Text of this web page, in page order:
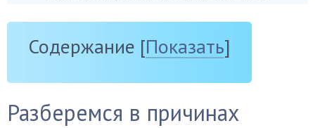
Содержание [Показать]
Разберемся в причинах